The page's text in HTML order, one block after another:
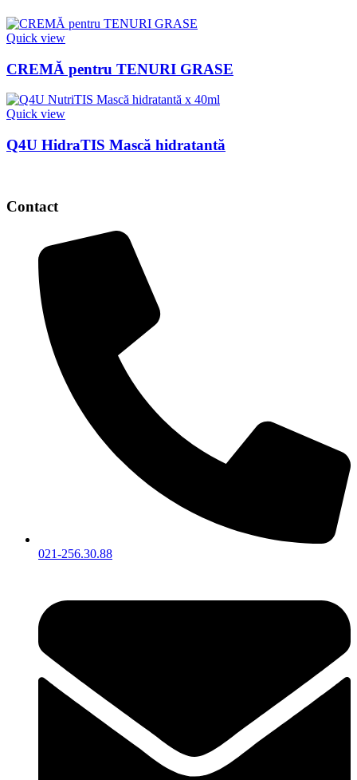
Quick view
CREMĂ pentru TENURI GRASE
Quick view
Q4U HidraTIS Mască hidratantă
Contact
021-256.30.88